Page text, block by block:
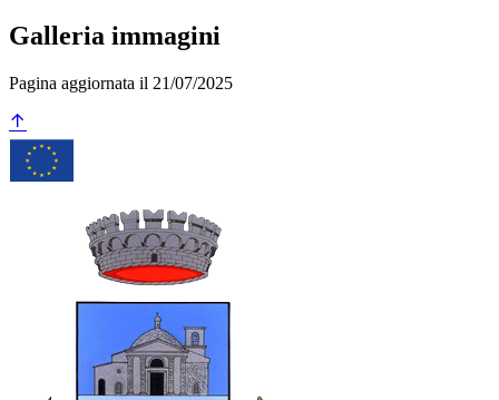
Galleria immagini
Pagina aggiornata il 21/07/2025